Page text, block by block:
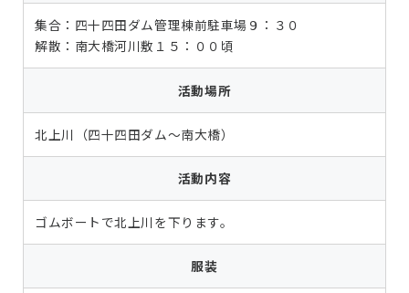
集合：四十四田ダム管理棟前駐車場９：３０
解散：南大橋河川敷１５：００頃
活動場所
北上川（四十四田ダム～南大橋）
活動内容
ゴムボートで北上川を下ります。
服装